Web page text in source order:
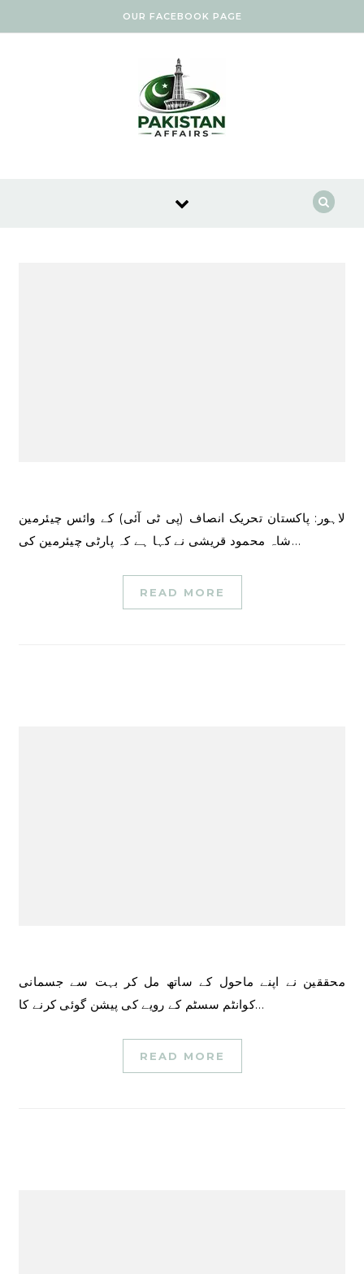
OUR FACEBOOK PAGE
لاہور: پاکستان تحریک انصاف (پی ٹی آئی) کے وائس چیئرمین
شاہ محمود قریشی نے کہا ہے کہ پارٹی چیئرمین کی…
READ MORE
محققین نے اپنے ماحول کے ساتھ مل کر بہت سے جسمانی
کوانٹم سسٹم کے رویے کی پیشن گوئی کرنے کا…
READ MORE